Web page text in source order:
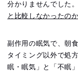
分かりませんでした
と比較しなかったの
副作用の眠気で、朝
タイミング以外で処
眠・眠気」と「不眠